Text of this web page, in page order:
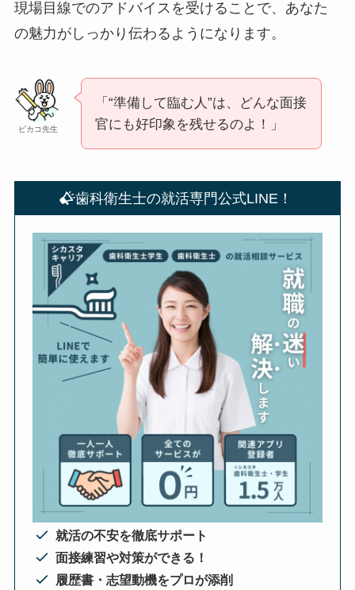
現場目線でのアドバイスを受けることで、あなた
の魅力がしっかり伝わるようになります。
ピカコ先生
「“準備して臨む人”は、どんな面接
官にも好印象を残せるのよ！」
歯科衛生士の就活専門公式LINE！
就活の不安を徹底サポート
面接練習や対策ができる！
履歴書・志望動機をプロが添削